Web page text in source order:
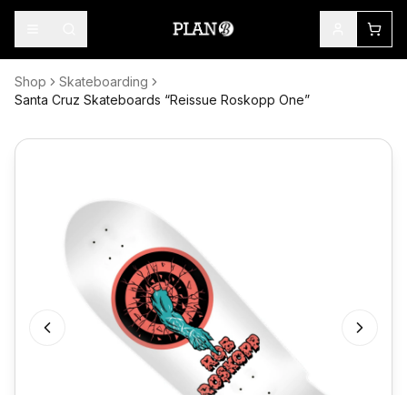
Shop
Skateboarding
Santa Cruz Skateboards “Reissue Roskopp One”